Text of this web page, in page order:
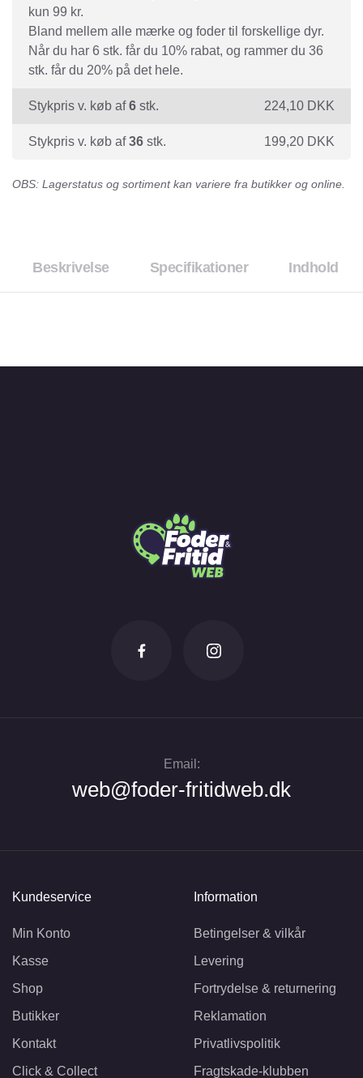
kun 99 kr.
Bland mellem alle mærke og foder til forskellige dyr.
Når du har 6 stk. får du 10% rabat, og rammer du 36
stk. får du 20% på det hele.
Stykpris v. køb af6 stk. 224,10 DKK
Stykpris v. køb af36 stk. 199,20 DKK
OBS: Lagerstatus og sortiment kan variere fra butikker og online.
Beskrivelse Specifikationer Indhold
Email:
web@foder-fritidweb.dk
Kundeservice
Min Konto
Kasse
Shop
Butikker
Kontakt
Click & Collect
Information
Betingelser & vilkår
Levering
Fortrydelse & returnering
Reklamation
Privatlivspolitik
Fragtskade-klubben